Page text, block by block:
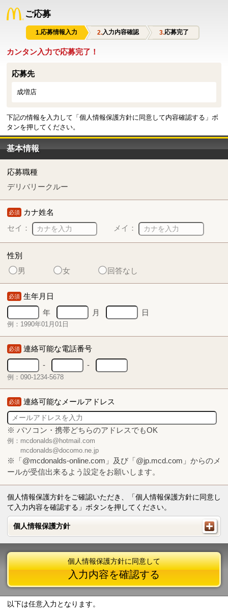
ご応募
応募情報入力 入力内容確認 応募完了
カンタン入力で応募完了！
応募先
成増店
下記の情報を入力して「個人情報保護方針に同意して内容確認する」ボ
タンを押してください。
基本情報
応募職種
デリバリークルー
必須 カナ姓名
セイ：
メイ：
性別
男
女 回答なし
必須 生年月日
年
月 日
例：1990年01月01日
必須 連絡可能な電話番号
-
-
例：090-1234-5678
必須 連絡可能なメールアドレス
※ パソコン・携帯どちらのアドレスでもOK
例：mcdonalds@hotmail.com
mcdonalds@docomo.ne.jp
※「@mcdonalds-online.com」及び「@jp.mcd.com」からのメ
ールが受信出来るよう設定をお願いします。
個人情報保護方針をご確認いただき、「個人情報保護方針に同意し
て入力内容を確認する」ボタンを押してください。
個人情報保護方針
個人情報保護方針
個人情報保護方針に同意して
入力内容を確認する
以下は任意入力となります。